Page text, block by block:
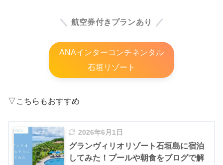
航空券付きプランあり
ANAインターコンチネンタル
石垣リゾート
▽こちらもおすすめ
2026年6月1日
グランヴィリオリゾート石垣島に宿泊
してみた！プールや朝食をブログで解